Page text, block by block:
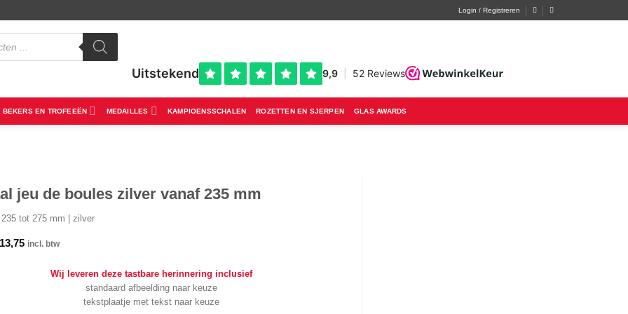
Login / Registreren
BEKERS EN TROFEEËN MEDAILLES KAMPIOENSSCHALEN ROZETTEN EN SJERPEN GLAS AWARDS
jeu de boules zilver vanaf 235 mm
tot 275 mm | zilver
incl. btw
Wij leveren deze tastbare herinnering inclusief
standaard afbeelding naar keuze
tekstplaatje met tekst naar keuze